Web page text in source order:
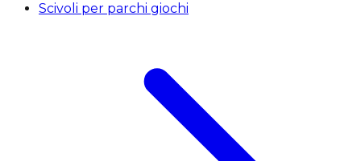
Scivoli per parchi giochi